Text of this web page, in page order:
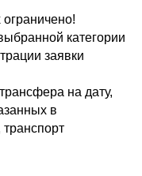
ограничено!
категории
заявки
на дату,
в